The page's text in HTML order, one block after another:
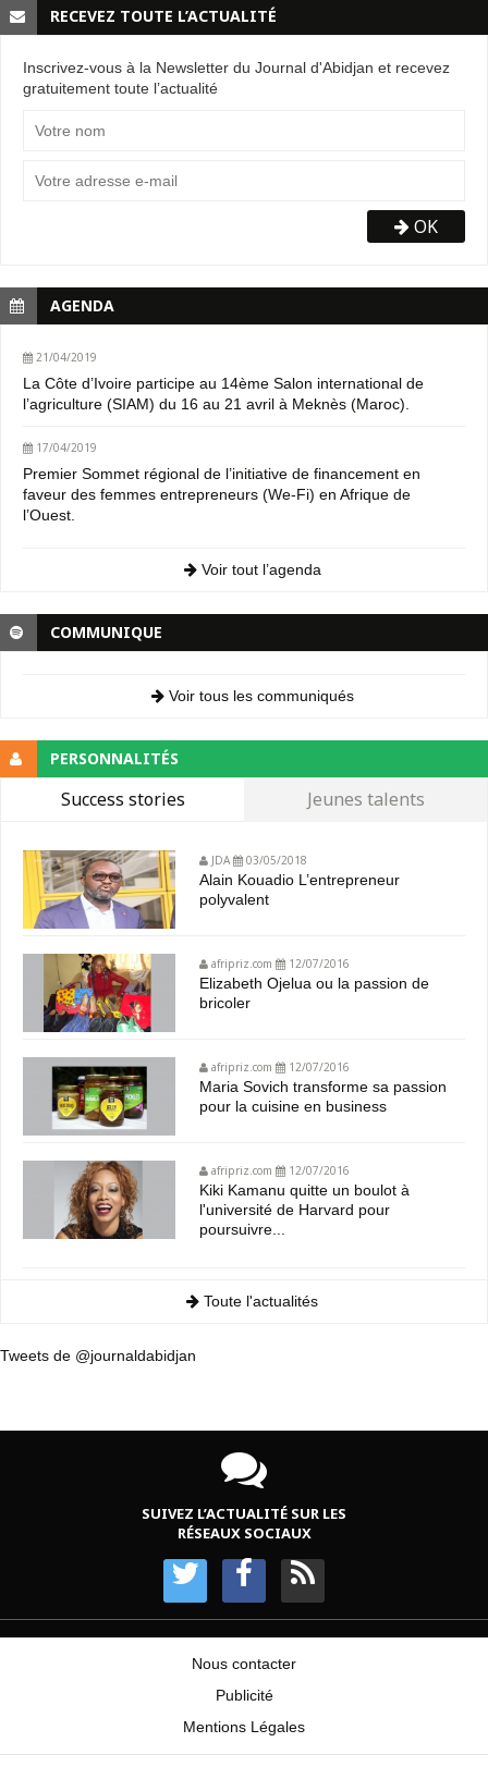
RECEVEZ TOUTE L’ACTUALITÉ
Inscrivez-vous à la Newsletter du Journal d'Abidjan et recevez
gratuitement toute l’actualité
OK
AGENDA
21/04/2019
La Côte d’Ivoire participe au 14ème Salon international de
l’agriculture (SIAM) du 16 au 21 avril à Meknès (Maroc).
17/04/2019
Premier Sommet régional de l’initiative de financement en
faveur des femmes entrepreneurs (We-Fi) en Afrique de
l’Ouest.
Voir tout l’agenda
COMMUNIQUE
Voir tous les communiqués
PERSONNALITÉS
Success stories Jeunes talents
JDA 03/05/2018
Alain Kouadio L’entrepreneur
polyvalent
afripriz.com 12/07/2016
Elizabeth Ojelua ou la passion de
bricoler
afripriz.com 12/07/2016
Maria Sovich transforme sa passion
pour la cuisine en business
afripriz.com 12/07/2016
Kiki Kamanu quitte un boulot à
l'université de Harvard pour
poursuivre...
Toute l'actualités
Tweets de @journaldabidjan
SUIVEZ L’ACTUALITÉ SUR LES
RÉSEAUX SOCIAUX
Nous contacter
Publicité
Mentions Légales